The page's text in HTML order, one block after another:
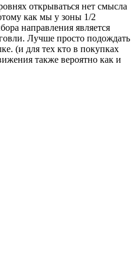
открываться нет смысла
как мы у зоны 1/2
направления является
Лучше просто подождать
(и для тех кто в покупках
также вероятно как и